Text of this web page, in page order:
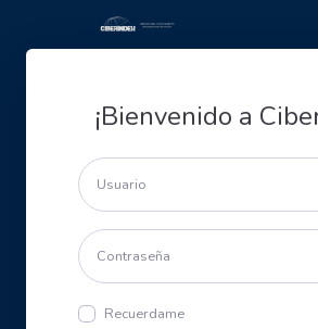
¡Bienvenido a
Recuerdame